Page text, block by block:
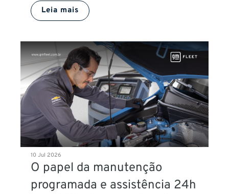
Leia mais
10 Jul 2026
O papel da manutenção
programada e assistência 24h